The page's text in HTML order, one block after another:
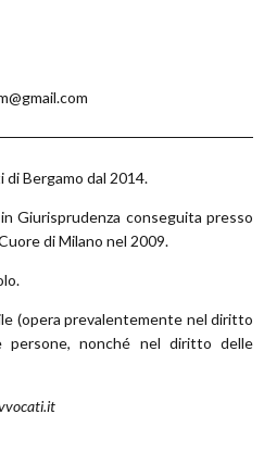
Bergamo dal 2014.
Giurisprudenza conseguita presso
di Milano nel 2009.
(opera prevalentemente nel diritto
persone, nonché nel diritto delle